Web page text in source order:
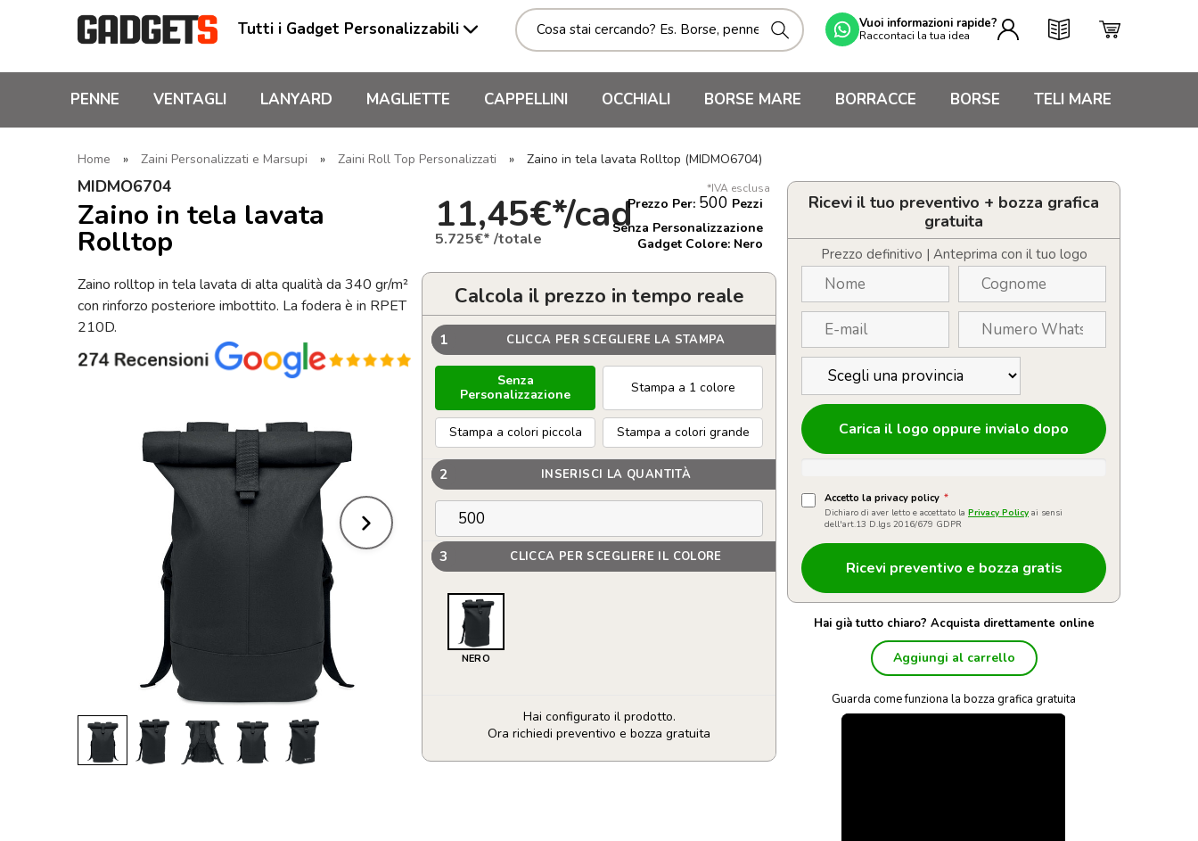
Tutti i Gadget Personalizzabili Vuoi informazioni rapide?
Raccontaci la tua idea
PENNE VENTAGLI LANYARD MAGLIETTE CAPPELLINI OCCHIALI BORSE MARE BORRACCE BORSE TELI MARE
Home » Zaini Personalizzati e Marsupi » Zaini Roll Top Personalizzati » Zaino in tela lavata Rolltop (MIDMO6704)
MIDMO6704
Zaino in tela lavata
Rolltop
Zaino rolltop in tela lavata di alta qualità da 340 gr/m²
con rinforzo posteriore imbottito. La fodera è in RPET
210D.
*IVA esclusa
11,45€*/cad
5.725€* /totale
Prezzo Per: 500 Pezzi
Senza Personalizzazione
Gadget Colore: Nero
Calcola il prezzo in tempo reale
1 CLICCA PER SCEGLIERE LA STAMPA
Senza
Personalizzazione
Stampa a 1 colore
Stampa a colori piccola Stampa a colori grande
2 INSERISCI LA QUANTITÀ
3 CLICCA PER SCEGLIERE IL COLORE
NERO
Hai configurato il prodotto.
Ora richiedi preventivo e bozza gratuita
Zaino
Ricevi il tuo preventivo + bozza grafica
gratuita
Prezzo definitivo | Anteprima con il tuo logo
Carica il logo oppure invialo dopo
Accetto la privacy policy *
Dichiaro di aver letto e accettato la Privacy Policy ai sensi
dell'art.13 D.lgs 2016/679 GDPR
Hai già tutto chiaro? Acquista direttamente online
Aggiungi al carrello
Guarda come funziona la bozza grafica gratuita